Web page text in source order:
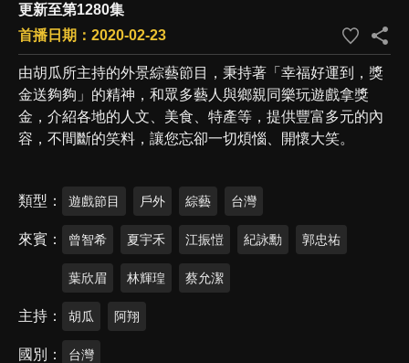
更新至第1280集
首播日期：2020-02-23
由胡瓜所主持的外景綜藝節目，秉持著「幸福好運到，獎
金送夠夠」的精神，和眾多藝人與鄉親同樂玩遊戲拿獎
金，介紹各地的人文、美食、特產等，提供豐富多元的內
容，不間斷的笑料，讓您忘卻一切煩惱、開懷大笑。
類型 遊戲節目 戶外 綜藝 台灣
來賓 曾智希 夏宇禾 江振愷 紀詠勳 郭忠祐
葉欣眉 林輝瑝 蔡允潔
主持 胡瓜 阿翔
國別 台灣